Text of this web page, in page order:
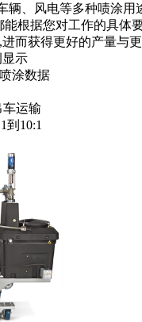
辆、风电等多种啧涂用
根据您对工作的具体
而获得更好的产量与
示
涂数据
车运输
到10:1